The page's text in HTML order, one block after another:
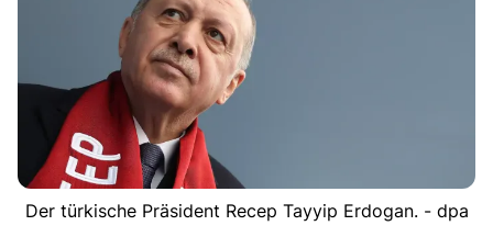
Der türkische Präsident Recep Tayyip Erdogan. - dpa